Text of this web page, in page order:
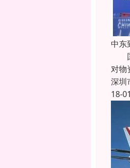
中东
国
对物
深圳
18-